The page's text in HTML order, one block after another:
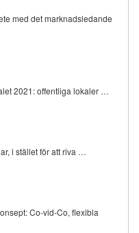
med det marknadsledande
2021: offentliga lokaler …
i stället för att riva …
Co-vid-Co, flexibla